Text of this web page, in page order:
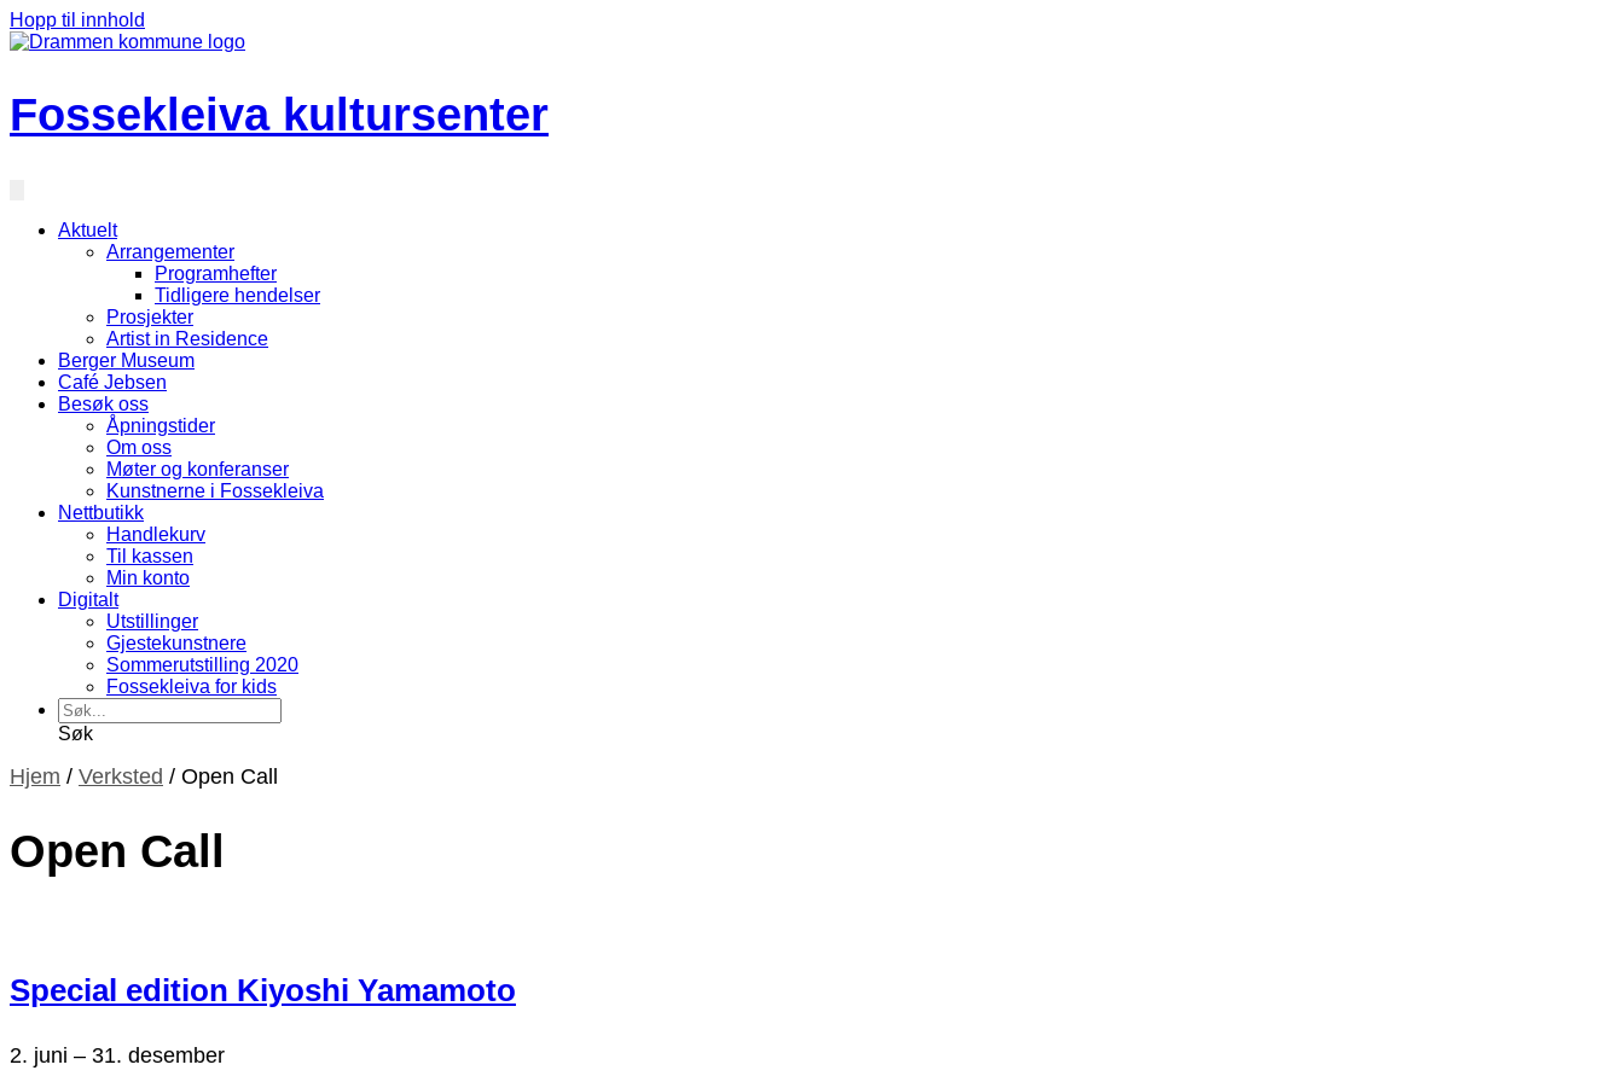
Hopp til innhold
Fossekleiva kultursenter
Aktuelt
Arrangementer
Programhefter
Tidligere hendelser
Prosjekter
Artist in Residence
Berger Museum
Café Jebsen
Besøk oss
Åpningstider
Om oss
Møter og konferanser
Kunstnerne i Fossekleiva
Nettbutikk
Handlekurv
Til kassen
Min konto
Digitalt
Utstillinger
Gjestekunstnere
Sommerutstilling 2020
Fossekleiva for kids
Søk
Hjem / Verksted / Open Call
Open Call
Special edition Kiyoshi Yamamoto
2. juni – 31. desember